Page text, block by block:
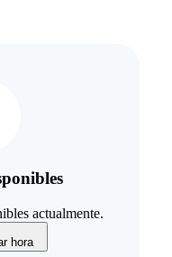
actualmente.
hora